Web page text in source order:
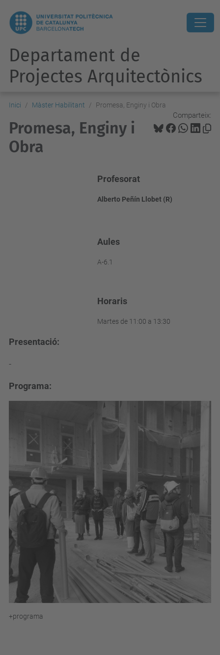
Departament de
Projectes Arquitectònics
Inici Màster Habilitant Promesa, Enginy i Obra
Comparteix:
Promesa, Enginy i
Obra
Profesorat
Alberto Peñín Llobet (R)
Aules
A-6.1
Horaris
Martes de 11:00 a 13:30
Presentació:
-
Programa:
+programa